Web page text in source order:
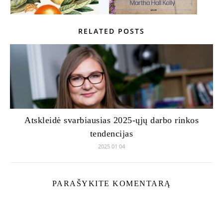
RELATED POSTS
Atskleidė svarbiausias 2025-ųjų darbo rinkos
tendencijas
2025 01 04
PARAŠYKITE KOMENTARĄ